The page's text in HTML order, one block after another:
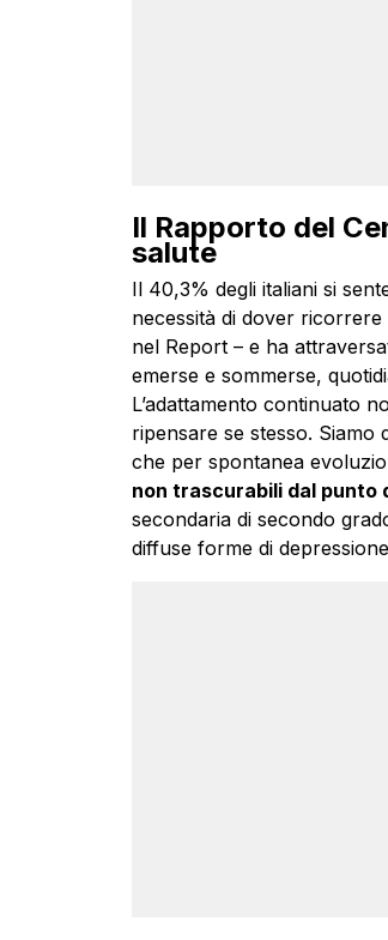
Il Rapporto del
salute
Il 40,3% degli italiani si
necessità di dover ricorrere
nel Report – e ha
emerse e sommerse,
L’adattamento continuato
ripensare se stesso.
che per spontanea
non trascurabili dal punto
secondaria di secondo
diffuse forme di